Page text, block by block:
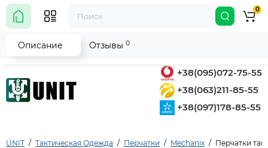
+38(095)072-75-55
+38(063)211-85-55
+38(097)178-85-55
0
UNIT Тактическая Одежда Перчатки Mechanix Перчатки
Описание Отзывы 0